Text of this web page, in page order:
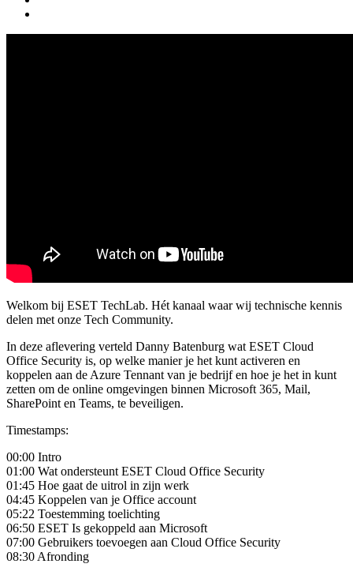
Welkom bij ESET TechLab. Hét kanaal waar wij technische kennis
delen met onze Tech Community.
In deze aflevering verteld Danny Batenburg wat ESET Cloud
Office Security is, op welke manier je het kunt activeren en
koppelen aan de Azure Tennant van je bedrijf en hoe je het in kunt
zetten om de online omgevingen binnen Microsoft 365, Mail,
SharePoint en Teams, te beveiligen.
Timestamps:
00:00 Intro
01:00 Wat ondersteunt ESET Cloud Office Security
01:45 Hoe gaat de uitrol in zijn werk
04:45 Koppelen van je Office account
05:22 Toestemming toelichting
06:50 ESET Is gekoppeld aan Microsoft
07:00 Gebruikers toevoegen aan Cloud Office Security
08:30 Afronding